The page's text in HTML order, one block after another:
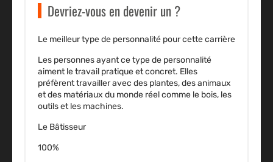
Devriez-vous en devenir un ?
Le meilleur type de personnalité pour cette carrière
Les personnes ayant ce type de personnalité
aiment le travail pratique et concret. Elles
préfèrent travailler avec des plantes, des animaux
et des matériaux du monde réel comme le bois, les
outils et les machines.
Le Bâtisseur
100%